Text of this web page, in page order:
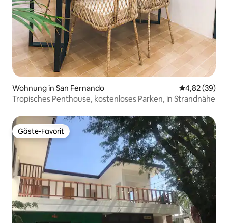
Wohnung in San Fernando
4,82 (39)
Tropisches Penthouse, kostenloses Parken, in Strandnähe
Gäste-Favorit
Gäste-Favorit